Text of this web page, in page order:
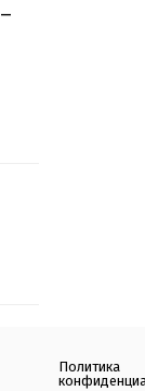
Политика